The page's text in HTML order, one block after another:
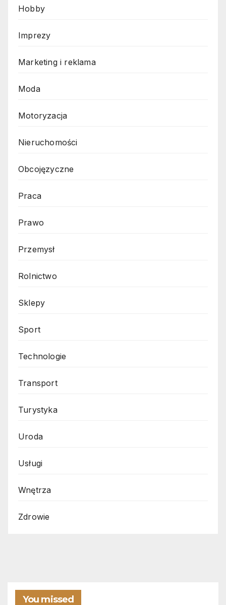
Hobby
Imprezy
Marketing i reklama
Moda
Motoryzacja
Nieruchomości
Obcojęzyczne
Praca
Prawo
Przemysł
Rolnictwo
Sklepy
Sport
Technologie
Transport
Turystyka
Uroda
Usługi
Wnętrza
Zdrowie
You missed